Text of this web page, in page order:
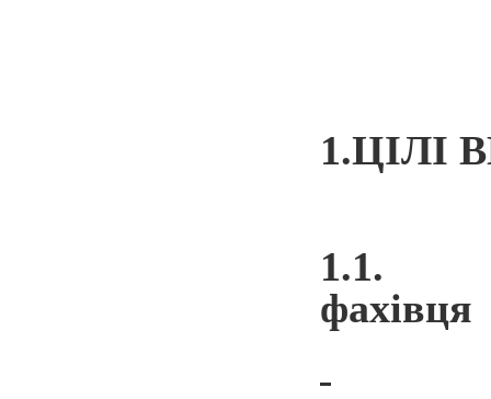
1.ЦІЛІ
фахівця